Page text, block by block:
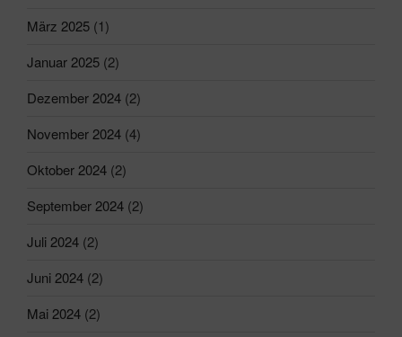
März 2025 (1)
Januar 2025 (2)
Dezember 2024 (2)
November 2024 (4)
Oktober 2024 (2)
September 2024 (2)
Juli 2024 (2)
Juni 2024 (2)
Mai 2024 (2)